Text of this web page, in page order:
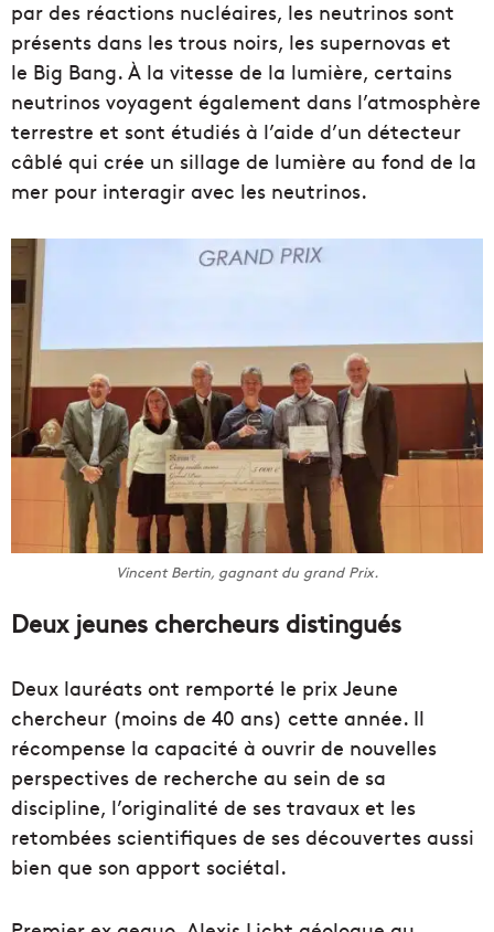
par des réactions nucléaires, les neutrinos sont
présents dans les trous noirs, les supernovas et
le Big Bang. À la vitesse de la lumière, certains
neutrinos voyagent également dans l’atmosphère
terrestre et sont étudiés à l’aide d’un détecteur
câblé qui crée un sillage de lumière au fond de la
mer pour interagir avec les neutrinos.
Vincent Bertin, gagnant du grand Prix.
Deux jeunes chercheurs distingués
Deux lauréats ont remporté le prix Jeune
chercheur (moins de 40 ans) cette année. Il
récompense la capacité à ouvrir de nouvelles
perspectives de recherche au sein de sa
discipline, l’originalité de ses travaux et les
retombées scientifiques de ses découvertes aussi
bien que son apport sociétal.